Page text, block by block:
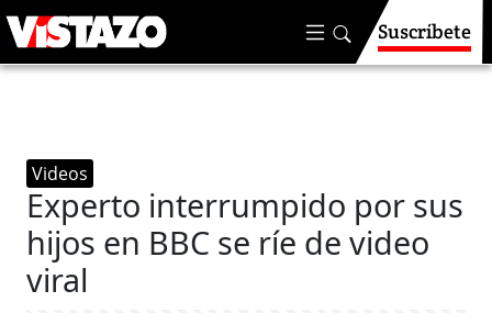
Suscríbete
Videos
Experto interrumpido por sus
hijos en BBC se ríe de video
viral